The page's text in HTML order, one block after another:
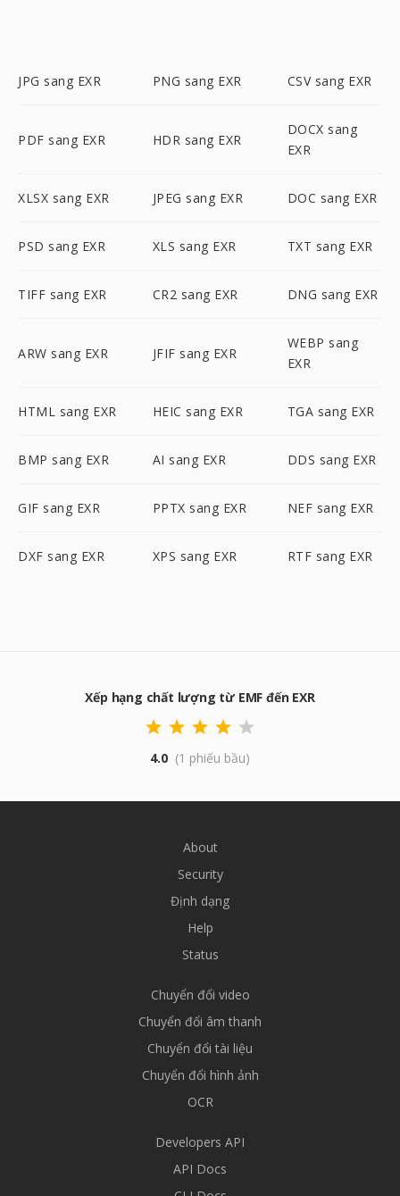
JPG sang EXR PNG sang EXR CSV sang EXR
PDF sang EXR HDR sang EXR
DOCX sang
EXR
XLSX sang EXR JPEG sang EXR DOC sang EXR
PSD sang EXR XLS sang EXR TXT sang EXR
TIFF sang EXR CR2 sang EXR DNG sang EXR
ARW sang EXR JFIF sang EXR
WEBP sang
EXR
HTML sang EXR HEIC sang EXR TGA sang EXR
BMP sang EXR AI sang EXR DDS sang EXR
GIF sang EXR PPTX sang EXR NEF sang EXR
DXF sang EXR XPS sang EXR RTF sang EXR
Xếp hạng chất lượng từ EMF đến EXR
4.0 (1 phiếu bầu)
About
Security
Định dạng
Help
Status
Chuyển đổi video
Chuyển đổi âm thanh
Chuyển đổi tài liệu
Chuyển đổi hình ảnh
OCR
Developers API
API Docs